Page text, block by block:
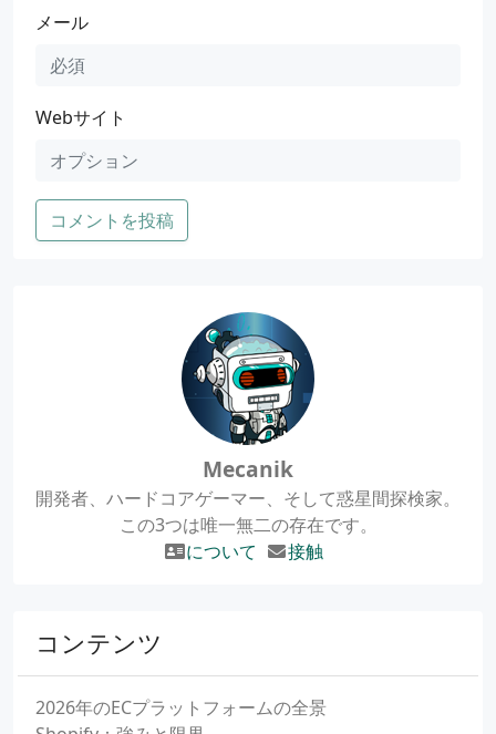
メール
Webサイト
コメントを投稿
Mecanik
開発者、ハードコアゲーマー、そして惑星間探検家。
この3つは唯一無二の存在です。
について
接触
コンテンツ
2026年のECプラットフォームの全景